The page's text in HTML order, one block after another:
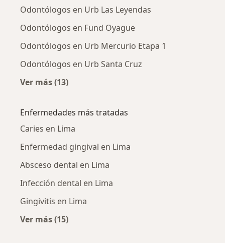
Odontólogos en Urb Las Leyendas
Odontólogos en Fund Oyague
Odontólogos en Urb Mercurio Etapa 1
Odontólogos en Urb Santa Cruz
Ver más (13)
Enfermedades más tratadas
Caries en Lima
Enfermedad gingival en Lima
Absceso dental en Lima
Infección dental en Lima
Gingivitis en Lima
Ver más (15)